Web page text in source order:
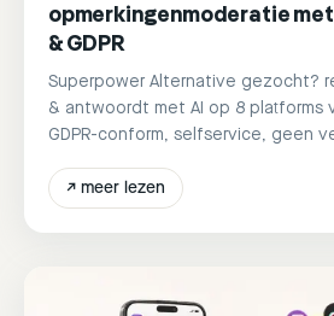
opmerkingenmoderatie
& GDPR
Superpower Alternative gezocht?
& antwoordt met AI op 8 platforms
GDPR-conform, selfservice, geen
↗ meer lezen